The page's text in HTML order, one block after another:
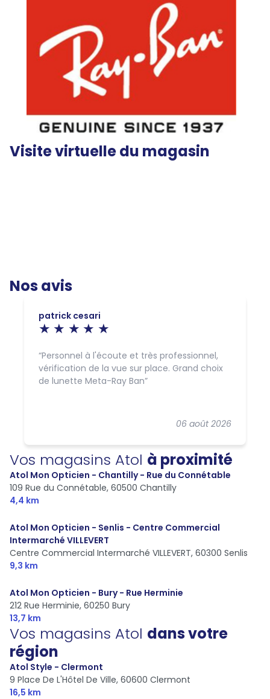
Visite virtuelle du magasin
Nos avis
patrick cesari
06 août 2026
Personnel à l'écoute et très professionnel,
vérification de la vue sur place. Grand choix
de lunette Meta-Ray Ban
Vos magasins Atol à proximité
Atol Mon Opticien - Chantilly - Rue du Connétable
109 Rue du Connétable, 60500 Chantilly
4,4 km
Atol Mon Opticien - Senlis - Centre Commercial
Intermarché VILLEVERT
Centre Commercial Intermarché VILLEVERT, 60300 Senlis
9,3 km
Atol Mon Opticien - Bury - Rue Herminie
212 Rue Herminie, 60250 Bury
13,7 km
Vos magasins Atol dans votre
région
Atol Style - Clermont
9 Place De L'Hôtel De Ville, 60600 Clermont
16,5 km